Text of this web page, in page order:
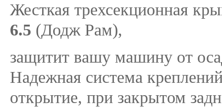
Жесткая трехсекционная
6.5 (Додж Рам),
защитит вашу машину от
Надежная система
открытие, при закрытом